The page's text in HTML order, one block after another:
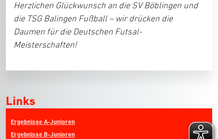
Herzlichen Glückwunsch an die SV Böblingen und
die TSG Balingen Fußball – wir drücken die
Daumen für die Deutschen Futsal-
Meisterschaften!
Links
Ergebnisse A-Junioren
Ergebnisse B-Junioren